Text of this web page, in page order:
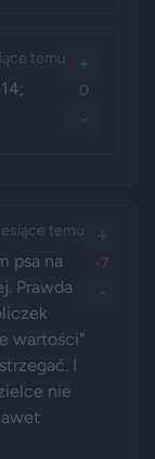
temu +
0
-
temu
psa na
Prawda
wartości"
I
nie
+
-7
-